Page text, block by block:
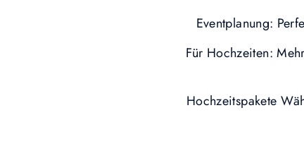
Eventplanung:
Für Hochzeiten:
Hochzeitspakete